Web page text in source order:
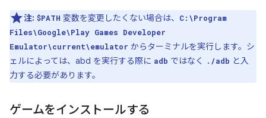
注: $PATH 変数を変更したくない場合は、
C:\Program
Files\Google\Play Games Developer
Emulator\current\emulator からターミナルを実行します。シ
ェルによっては、abd を実行する際に adb ではなく ./adb と入
力する必要があります。
ゲームをインストールする